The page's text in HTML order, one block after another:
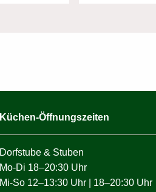
Küchen-Öffnungszeiten
Dorfstube & Stuben
Mo-Di 18–20:30 Uhr
Mi-So 12–13:30 Uhr | 18–20:30 Uhr